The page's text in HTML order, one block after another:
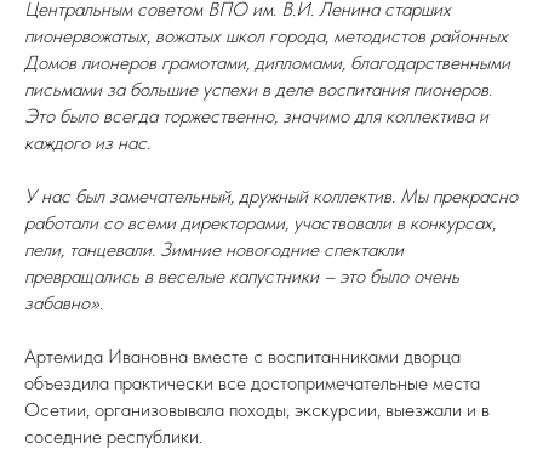
Центральным советом ВПО им. В.И. Ленина старших
пионервожатых, вожатых школ города, методистов районных
Домов пионеров грамотами, дипломами, благодарственными
письмами за большие успехи в деле воспитания пионеров.
Это было всегда торжественно, значимо для коллектива и
каждого из нас.
У нас был замечательный, дружный коллектив. Мы прекрасно
работали со всеми директорами, участвовали в конкурсах,
пели, танцевали. Зимние новогодние спектакли
превращались в веселые капустники – это было очень
забавно».
Артемида Ивановна вместе с воспитанниками дворца
объездила практически все достопримечательные места
Осетии, организовывала походы, экскурсии, выезжали и в
соседние республики.